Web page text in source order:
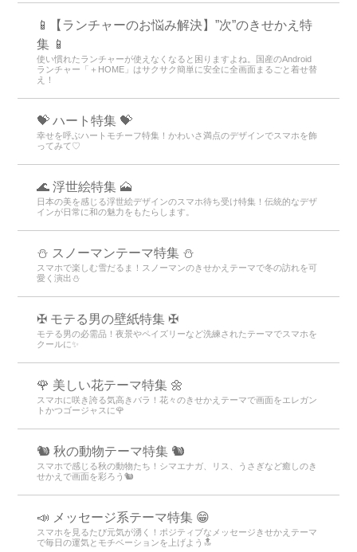
📱【ランチャーのお悩み解決】”次”のきせかえ特
集 📱
使い慣れたランチャーが使えなくなると困りますよね。国産のAndroid
ランチャー「＋HOME」はサクサク簡単に安全に全画面まるごと着せ替
え！
💝 ハート特集 💝
幸せを呼ぶハートモチーフ特集！かわいさ満点のデザインでスマホを飾
ってみて♡
🌊 浮世絵特集 🗻
日本の美を感じる浮世絵デザインのスマホ待ち受け特集！伝統的なデザ
インが日常に和の魅力をもたらします。
⛄ スノーマンテーマ特集 ⛄
スマホで楽しむ雪だるま！スノーマンのきせかえテーマで冬の訪れを可
愛く演出⛄
✠ モテる男の壁紙特集 ✠
モテる男の必需品！夜景やペイズリーなど洗練されたテーマでスマホを
クールに✨
🌹 美しい花テーマ特集 🌼
スマホに咲き誇る気高きバラ！花々のきせかえテーマで画面をエレガン
トかつゴージャスに🌹
🐿️ 秋の動物テーマ特集 🐿️
スマホで感じる秋の動物たち！シマエナガ、リス、うさぎなど癒しのき
せかえで画面を彩ろう🐿️
📣 メッセージ系テーマ特集 😁
スマホを見るたび元気が湧く！ポジティブなメッセージきせかえテーマ
で毎日の運気とモチベーションを上げよう🔝